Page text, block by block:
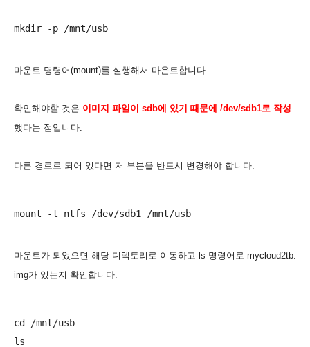
마운트 명령어(mount)를 실행해서 마운트합니다.
확인해야할 것은 이미지 파일이 sdb에 있기 때문에 /dev/sdb1로 작성
했다는 점입니다.
다른 경로로 되어 있다면 저 부분을 반드시 변경해야 합니다.
마운트가 되었으면 해당 디렉토리로 이동하고 ls 명령어로 mycloud2tb.
img가 있는지 확인합니다.
cd /mnt/usb